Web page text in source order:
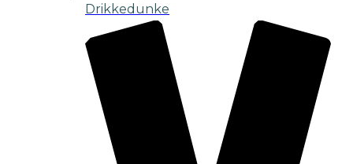
Drikkedunke